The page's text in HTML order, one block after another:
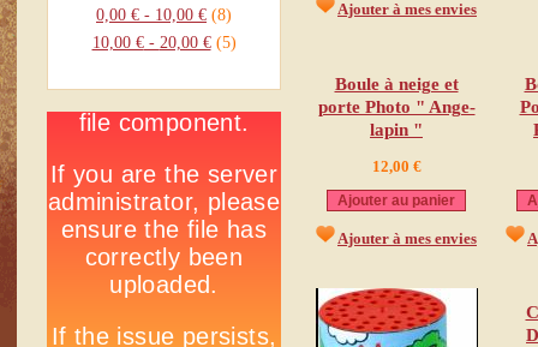
0,00 € - 10,00 € (8)
10,00 €- 20,00 €(5)
Ajouter à mes envies
Boule à neige et
porte Photo " Ange-
lapin "
12,00 €
Ajouter au panier
Ajouter à mes envies